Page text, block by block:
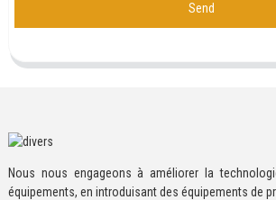
Send
Nous nous engageons à améliorer la
équipements, en introduisant des équipements de